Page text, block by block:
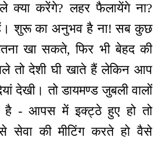
क्या करेंगे? लहर फैलायेंगे ना?
शुरू का अनुभव है ना! सब कुछ
खा सकते, फिर भी बेहद की
तो देशी घी खाते हैं लेकिन आप
देखी। तो डायमण्ड जुबली वालों
है - आपस में इक्ट्ठे हुए हो तो
सेवा की मीटिंग करते हो वैसे